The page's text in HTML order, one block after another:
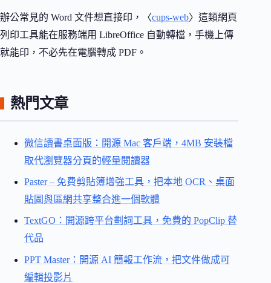
辦公常見的 Word 文件想直接印，〈cups-web〉這類網頁
列印工具能在服務端用 LibreOffice 自動轉檔，手機上傳
就能印，不必先在電腦轉成 PDF。
熱門文章
微信讀書桌面版：開源 Mac 客戶端，4MB 安裝檔
取代瀏覽器分頁的輕量閱讀器
Paster – 免費剪貼簿增強工具，把本地 OCR、桌面
貼圖與區網共享整合進一個軟體
TextGO：開源跨平台劃詞工具，免費的 PopClip 替
代品
PPT Master：開源 AI 簡報工作流，把文件做成可
編輯投影片